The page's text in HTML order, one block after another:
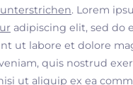
unterstrichen. Lorem
adipiscing elit, sed do
ut labore et dolore
quis nostrud
ut aliquip ex ea